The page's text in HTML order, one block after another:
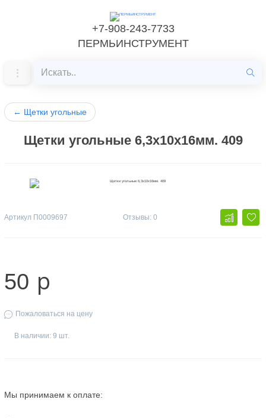
+7-908-243-7733
ПЕРМЬИНСТРУМЕНТ
← Щетки угольные
Щетки угольные 6,3х10х16мм. 409
Артикул П0009697 Отзывы: 0
50 p
Пожаловаться на цену
В наличии: 9 шт.
Мы принимаем к оплате: